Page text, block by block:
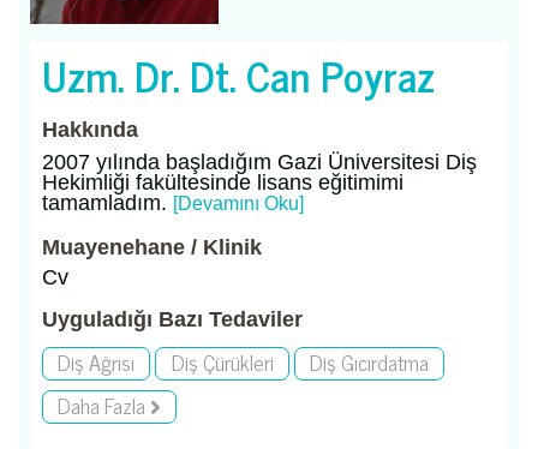
Uzm. Dr. Dt. Can Poyraz
Hakkında
2007 yılında başladığım Gazi Üniversitesi Diş
Hekimliği fakültesinde lisans eğitimimi
tamamladım. [Devamını Oku]
Muayenehane / Klinik
Cv
Uyguladığı Bazı Tedaviler
Diş Ağrısı Diş Çürükleri
Diş Gıcırdatma
Daha Fazla